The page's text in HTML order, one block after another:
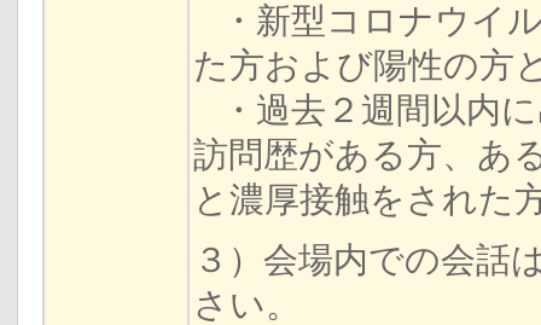
・新型コロナウイ
た方および陽性の方
・過去２週間以内
訪問歴がある方、あ
と濃厚接触をされた
３）会場内での会話
さい。